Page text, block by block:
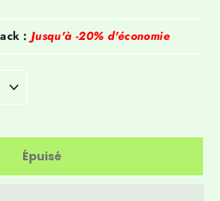
: Jusqu'à -20% d'économie
Épuisé